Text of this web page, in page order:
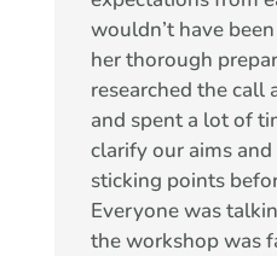
wouldn’t have
her thorough
researched the call
and spent a lot of
clarify our aims
sticking points
Everyone was
the workshop was